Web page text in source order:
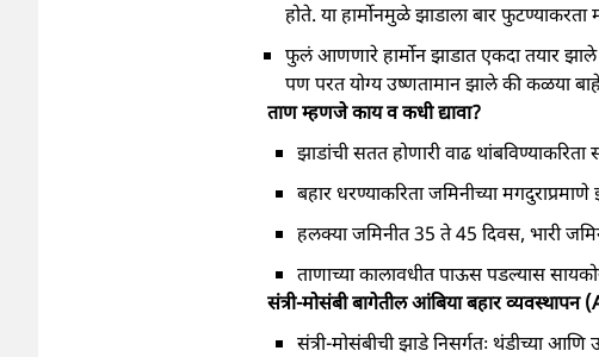
होते. या हार्मोनमुळे झाडाला बार
फुलं आणणारे हार्मोन झाडात एकदा तयार
पण परत योग्य उष्णतामान झाले की कळया
ताण म्हणजे काय व कधी द्यावा?
झाडांची सतत होणारी वाढ
बहार धरण्याकरिता जमिनीच्या
हलक्या जमिनीत 35 ते 45 दिवस, भारी
ताणाच्या कालावधीत पाऊस पडल्यास
संत्री-मोसंबी बागेतील आंबिया बहार
संत्री-मोसंबीची झाडे निसर्गतः थंडीच्या आणि